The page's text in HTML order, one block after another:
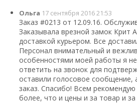
Ольга 17 сентября 2016 21:53
Заказ #0213 от 12.09.16.
Заказывала врезной замок Крит
доставкой курьером. Все
Персонал внимательный и
особенностями моей работы я
ответить на звонок для
оставили голосовое сообщение,
заказ. Спасибо! Всем
более, что и цены и за товар и